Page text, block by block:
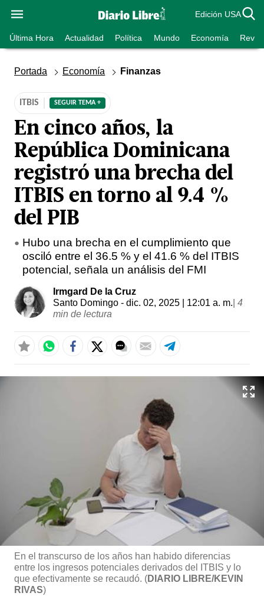
Edición USA
Última Hora Actualidad Política Mundo Economía
Portada Economía Finanzas
ITBIS SEGUIR TEMA +
En cinco años, la
República Dominicana
registró una brecha del
ITBIS en torno al 9.4 %
del PIB
Hubo una brecha en el cumplimiento que
osciló entre el 36.5 % y el 41.6 % del ITBIS
potencial, señala un análisis del FMI
Irmgard De la Cruz
Santo Domingo - dic. 02, 2025 | 12:01 a. m. 4
min de lectura
En el transcurso de los años han habido diferencias
entre los ingresos potenciales derivados del ITBIS y lo
que efectivamente se recaudó. (DIARIO LIBRE/KEVIN
RIVAS)